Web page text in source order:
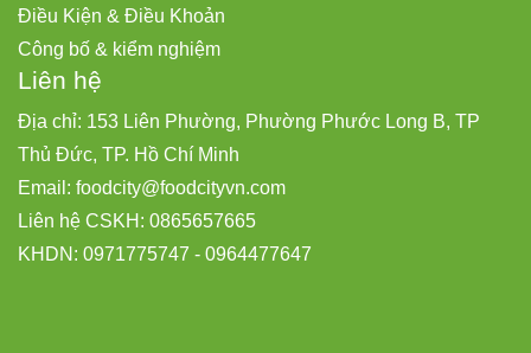
Điều Kiện & Điều Khoản
Công bố & kiểm nghiệm
Liên hệ
Địa chỉ: 153 Liên Phường, Phường Phước Long B, TP
Thủ Đức, TP. Hồ Chí Minh
Email: foodcity@foodcityvn.com
Liên hệ CSKH: 0865657665
KHDN: 0971775747 - 0964477647